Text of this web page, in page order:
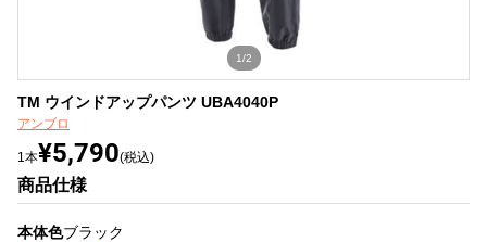
1/2
TM ウインドアップパンツ UBA4040P
アンブロ
1本¥5,790(税込)
商品仕様
本体色ブラック